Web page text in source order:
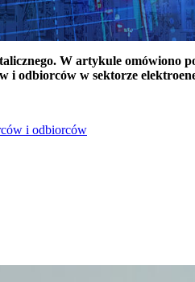
W artykule omówiono
i odbiorców w sektorze
i odbiorców